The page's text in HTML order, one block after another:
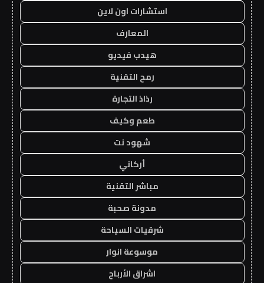
استشارات اون لاين
المعارف
هيدب فيديو
رمح التقنية
رذاذ التجارة
طعم وكيف
شهود نت
أركاني
مباشر التقنية
مدونة صحبة
شرقيات السياحة
موسوعة انوار
اشراق الأرباح